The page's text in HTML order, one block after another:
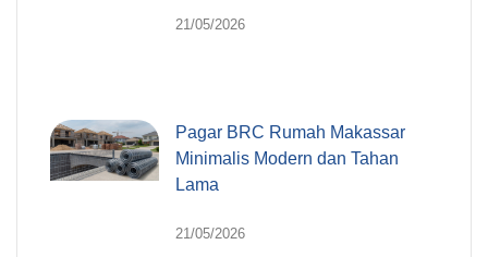
21/05/2026
Pagar BRC Rumah Makassar
Minimalis Modern dan Tahan
Lama
21/05/2026